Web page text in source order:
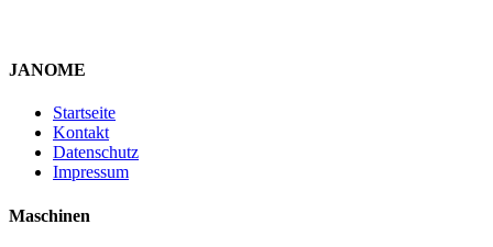
JANOME
Startseite
Kontakt
Datenschutz
Impressum
Maschinen